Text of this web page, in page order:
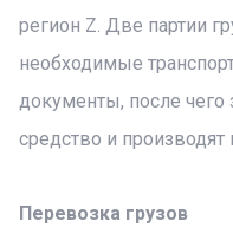
регион Z. Две партии
необходимые
документы, после чего
средство и производят
Перевозка грузов